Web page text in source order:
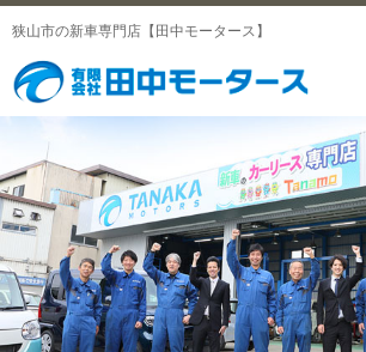
狭山市の新車専門店【田中モータース】